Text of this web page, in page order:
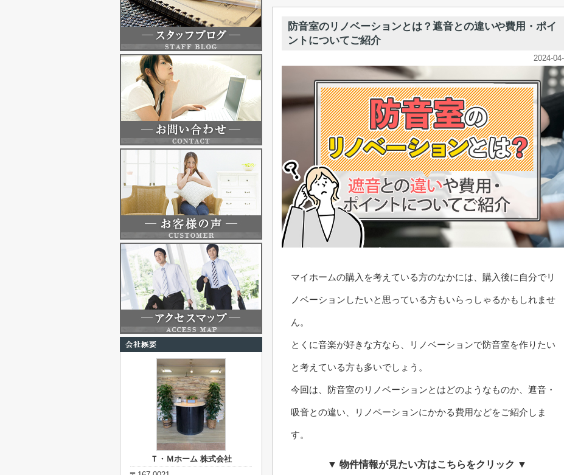
防音室のリノベーションとは？遮音との違いや費用・ポイ
ントについてご紹介
2024-
マイホームの購入を考えている方のなかには、購入後に自分でリ
ノベーションしたいと思っている方もいらっしゃるかもしれませ
ん。
とくに音楽が好きな方なら、リノベーションで防音室を作りたい
と考えている方も多いでしょう。
今回は、防音室のリノベーションとはどのようなものか、遮音・
吸音との違い、リノベーションにかかる費用などをご紹介しま
す。
▼ 物件情報が見たい方はこちらをクリック ▼
Ｔ・Ｍホーム 株式会社